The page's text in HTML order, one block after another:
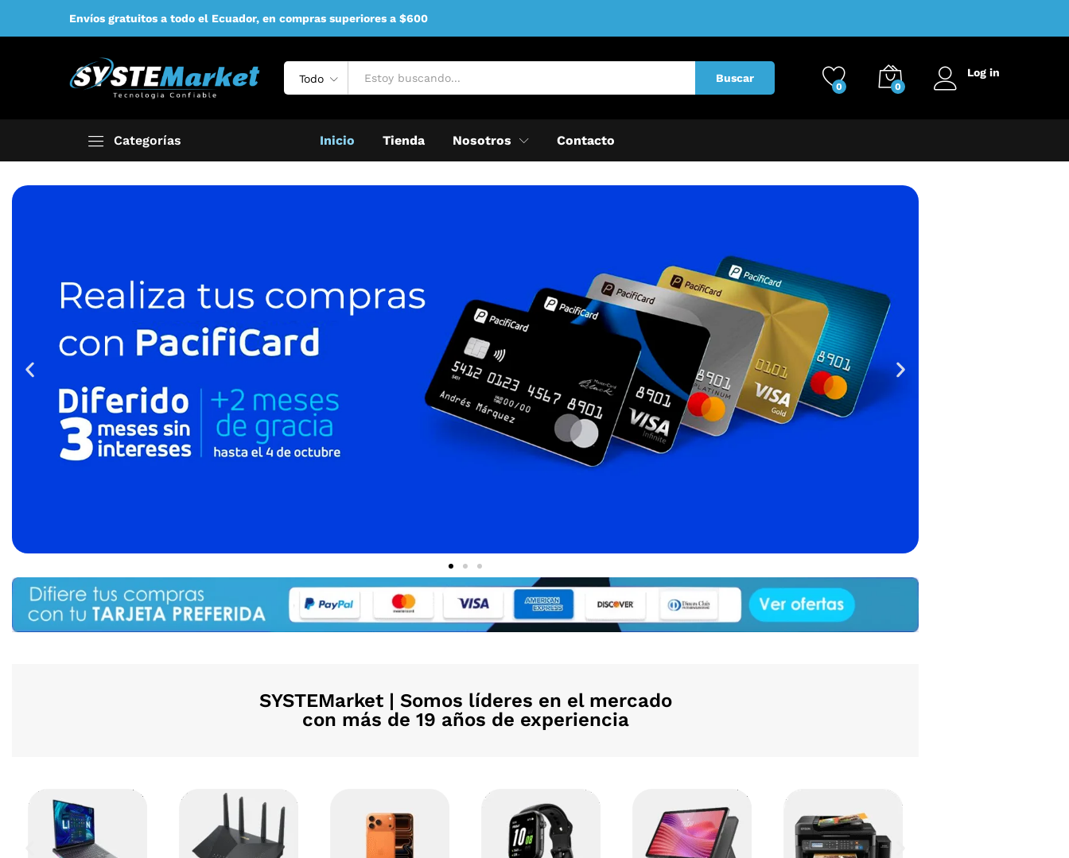
Envíos gratuitos a todo el Ecuador, en compras superiores a $600
Todo Buscar
0 0
Log in
Categorías Inicio Tienda Nosotros Contacto
SYSTEMarket | Somos líderes en el mercado
con más de 19 años de experiencia